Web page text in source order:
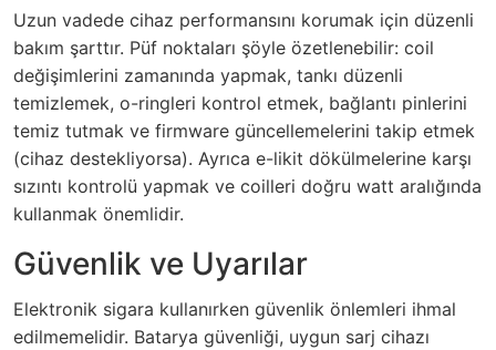
Uzun vadede cihaz performansını korumak için düzenli
bakım şarttır. Püf noktaları şöyle özetlenebilir: coil
değişimlerini zamanında yapmak, tankı düzenli
temizlemek, o-ringleri kontrol etmek, bağlantı pinlerini
temiz tutmak ve firmware güncellemelerini takip etmek
(cihaz destekliyorsa). Ayrıca e-likit dökülmelerine karşı
sızıntı kontrolü yapmak ve coilleri doğru watt aralığında
kullanmak önemlidir.
Güvenlik ve Uyarılar
Elektronik sigara kullanırken güvenlik önlemleri ihmal
edilmemelidir. Batarya güvenliği, uygun sarj cihazı